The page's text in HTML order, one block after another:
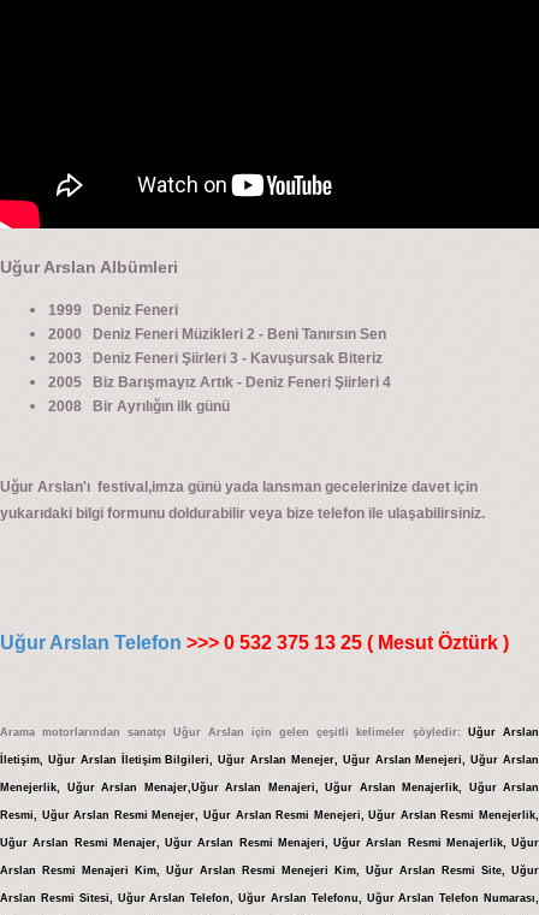
Uğur Arslan Albümleri
1999 Deniz Feneri
2000 Deniz Feneri Müzikleri 2 - Beni Tanırsın Sen
2003 Deniz Feneri Şiirleri 3 - Kavuşursak Biteriz
2005 Biz Barışmayız Artık - Deniz Feneri Şiirleri 4
2008 Bir Ayrılığın ilk günü
Uğur Arslan'ı festival,imza günü yada lansman gecelerinize davet için
yukarıdaki bilgi formunu doldurabilir veya bize telefon ile ulaşabilirsiniz.
Uğur Arslan Telefon >>> 0 532 375 13 25 ( Mesut Öztürk )
Arama motorlarından sanatçı Uğur Arslan için gelen çeşitli kelimeler şöyledir: Uğur Arslan
İletişim, Uğur Arslan İletişim Bilgileri, Uğur Arslan Menejer, Uğur Arslan Menejeri, Uğur Arslan
Menejerlik, Uğur Arslan Menajer,Uğur Arslan Menajeri, Uğur Arslan Menajerlik, Uğur Arslan
Resmi, Uğur Arslan Resmi Menejer, Uğur Arslan Resmi Menejeri, Uğur Arslan Resmi Menejerlik,
Uğur Arslan Resmi Menajer, Uğur Arslan Resmi Menajeri, Uğur Arslan Resmi Menajerlik, Uğur
Arslan Resmi Menajeri Kim, Uğur Arslan Resmi Menejeri Kim, Uğur Arslan Resmi Site, Uğur
Arslan Resmi Sitesi, Uğur Arslan Telefon, Uğur Arslan Telefonu, Uğur Arslan Telefon Numarası,